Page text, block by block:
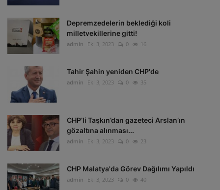
Depremzedelerin beklediği koli
milletvekillerine gitti!
admin Eki 3, 2023 0 16
Tahir Şahin yeniden CHP'de
admin Eki 3, 2023 0 35
CHP’li Taşkın’dan gazeteci Arslan’ın
gözaltına alınması...
admin Eki 3, 2023 0 23
CHP Malatya'da Görev Dağılımı Yapıldı
admin Eki 3, 2023 0 40